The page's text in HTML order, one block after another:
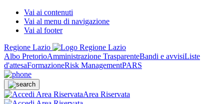
Vai ai contenuti
Vai al menu di navigazione
Vai al footer
Regione Lazio
Albo PretorioAmministrazione TrasparenteBandi e avvisiListe
d'attesaFormazioneRisk ManagementPARS
Area Riservata